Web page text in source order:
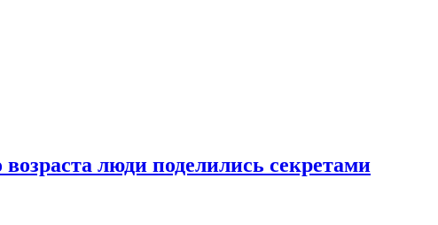
люди поделились секретами